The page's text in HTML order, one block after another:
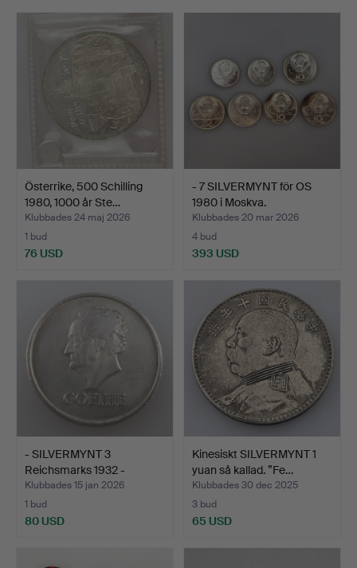
Österrike, 500 Schilling
1980, 1000 år Ste…
Klubbades 24 maj 2026
1 bud
76 USD
- 7 SILVERMYNT för OS
1980 i Moskva.
Klubbades 20 mar 2026
4 bud
393 USD
- SILVERMYNT 3
Reichsmarks 1932 -
Weimarre…
Klubbades 15 jan 2026
1 bud
80 USD
Kinesiskt SILVERMYNT 1
yuan så kallad. ”Fe…
Klubbades 30 dec 2025
3 bud
65 USD